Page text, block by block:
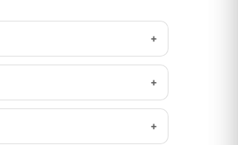
+
+
+